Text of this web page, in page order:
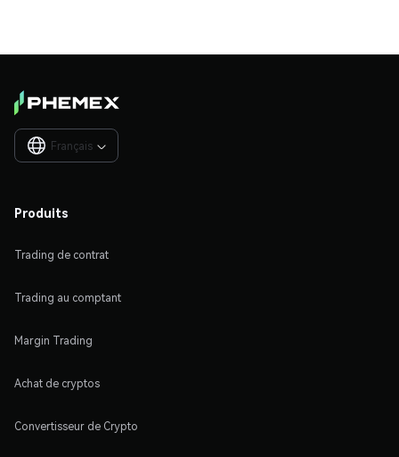
Français 
Produits
Trading de contrat
Trading au comptant
Margin Trading
Achat de cryptos
Convertisseur de Crypto